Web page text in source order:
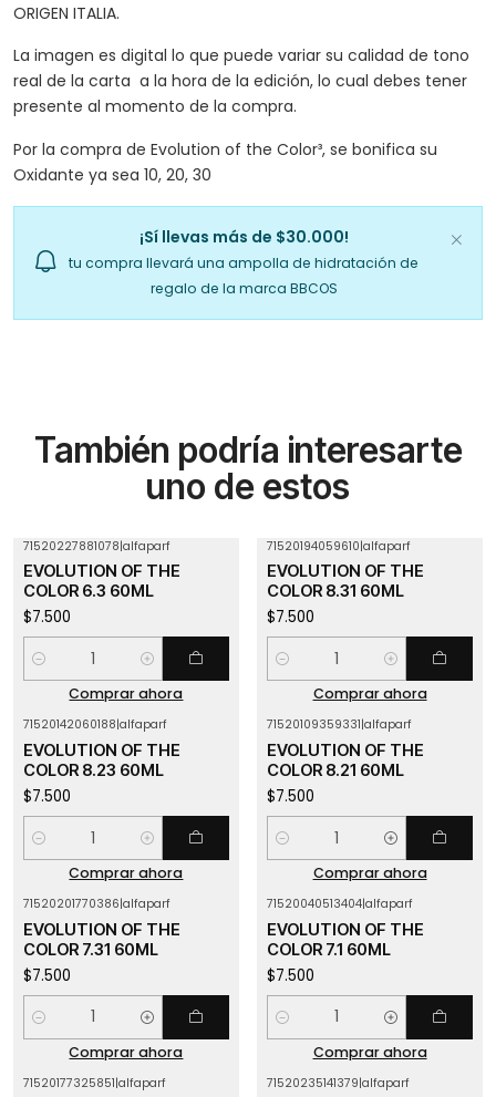
ORIGEN ITALIA.
La imagen es digital lo que puede variar su calidad de tono
real de la carta a la hora de la edición, lo cual debes tener
presente al momento de la compra.
Por la compra de Evolution of the Color³, se bonifica su
Oxidante ya sea 10, 20, 30
¡Sí llevas más de $30.000!
tu compra llevará una ampolla de hidratación de
regalo de la marca BBCOS
También podría interesarte
uno de estos
71520227881078|alfaparf
EVOLUTION OF THE
COLOR 6.3 60ML
$7.500
Cantidad
Comprar ahora
71520194059610|alfaparf
EVOLUTION OF THE
COLOR 8.31 60ML
$7.500
Cantidad
Comprar ahora
71520142060188|alfaparf
EVOLUTION OF THE
COLOR 8.23 60ML
$7.500
Cantidad
Comprar ahora
71520109359331|alfaparf
EVOLUTION OF THE
COLOR 8.21 60ML
$7.500
Cantidad
Comprar ahora
71520201770386|alfaparf
EVOLUTION OF THE
COLOR 7.31 60ML
$7.500
Cantidad
Comprar ahora
71520040513404|alfaparf
EVOLUTION OF THE
COLOR 7.1 60ML
$7.500
Cantidad
Comprar ahora
71520177325851|alfaparf 71520235141379|alfaparf